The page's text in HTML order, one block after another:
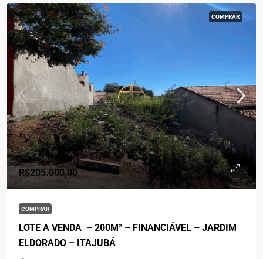
COMPRAR
R$205.000,00
COMPRAR
LOTE A VENDA – 200M² – FINANCIÁVEL – JARDIM
ELDORADO – ITAJUBÁ